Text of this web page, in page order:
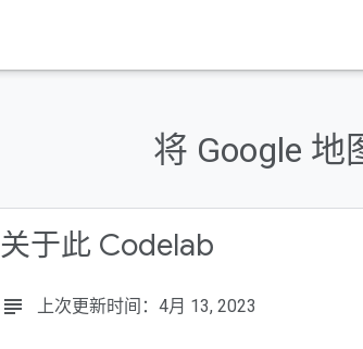
将 Google 地
关于此 Codelab
subject 上次更新时间：4月 13, 2023